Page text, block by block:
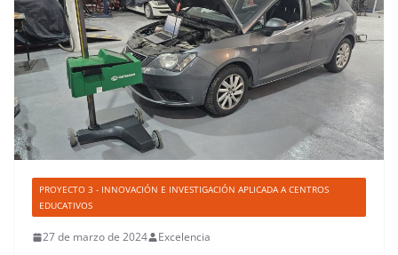
PROYECTO 3 - INNOVACIÓN E INVESTIGACIÓN APLICADA A CENTROS
EDUCATIVOS
27 de marzo de 2024 Excelencia